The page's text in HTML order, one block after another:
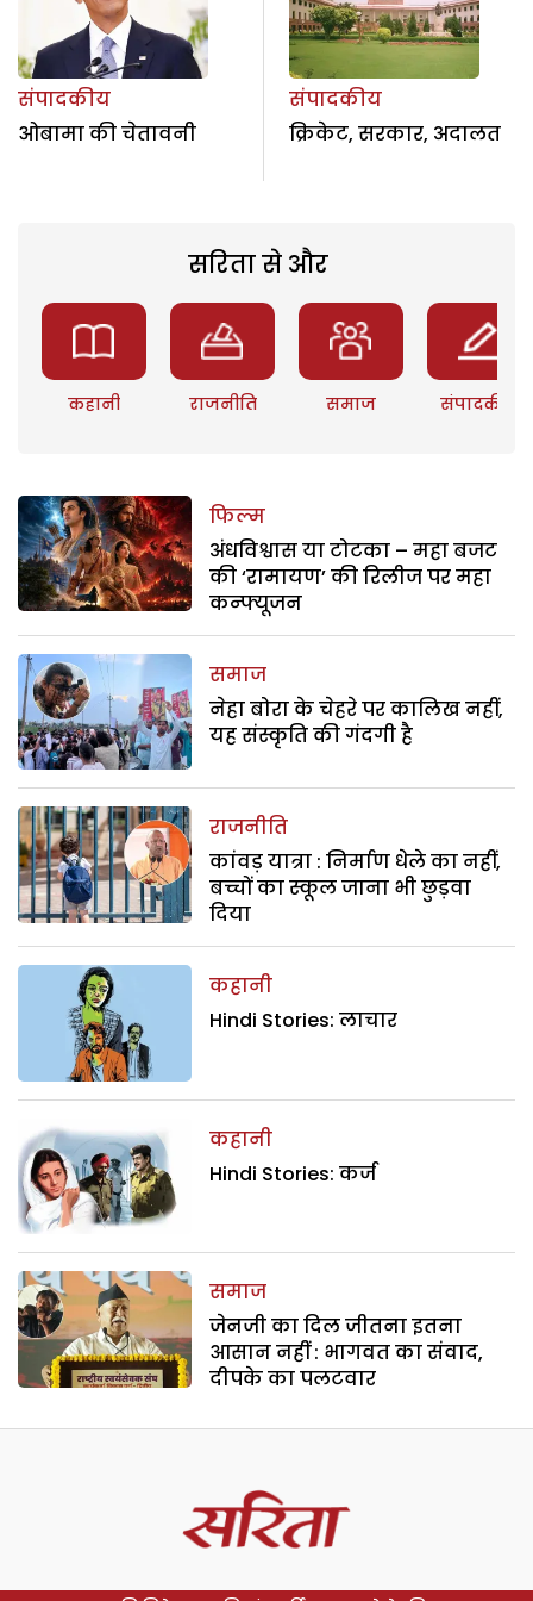
संपादकीय
ओबामा की चेतावनी
संपादकीय
क्रिकेट, सरकार, अदालत
सरिता से और
कहानी राजनीति समाज संपादकीय
फिल्म
अंधविश्वास या टोटका – महा बजट
की ‘रामायण’ की रिलीज पर महा
कन्फ्यूजन
समाज
नेहा बोरा के चेहरे पर कालिख नहीं,
यह संस्कृति की गंदगी है
राजनीति
कांवड़ यात्रा : निर्माण धेले का नहीं,
बच्चों का स्कूल जाना भी छुड़वा
दिया
कहानी
Hindi Stories: लाचार
कहानी
Hindi Stories: कर्ज
समाज
जेनजी का दिल जीतना इतना
आसान नहीं : भागवत का संवाद,
दीपके का पलटवार